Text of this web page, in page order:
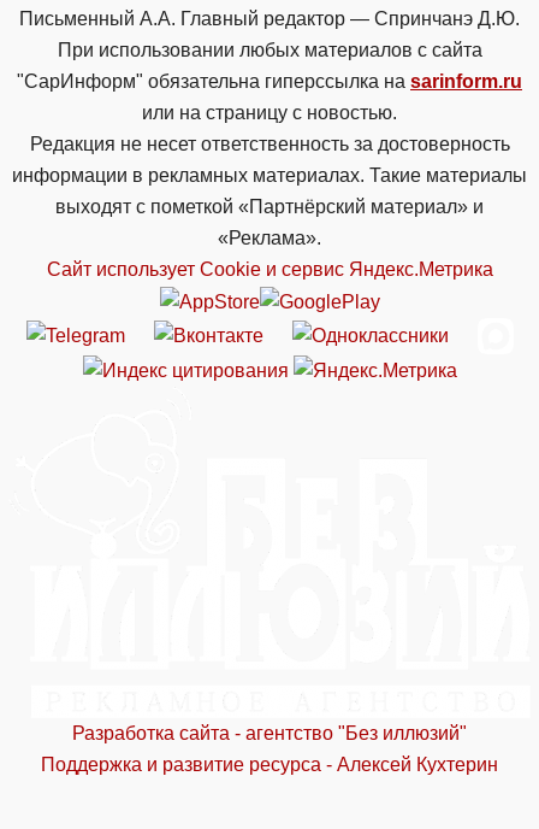
Письменный А.А. Главный редактор — Спринчанэ Д.Ю.
При использовании любых материалов с сайта
"СарИнформ" обязательна гиперссылка на sarinform.ru
или на страницу с новостью.
Редакция не несет ответственность за достоверность
информации в рекламных материалах. Такие материалы
выходят с пометкой «Партнёрский материал» и
«Реклама».
Сайт использует Cookie и сервиc Яндекс.Метрика
Разработка сайта - агентство "Без иллюзий"
Поддержка и развитие ресурса - Алексей Кухтерин